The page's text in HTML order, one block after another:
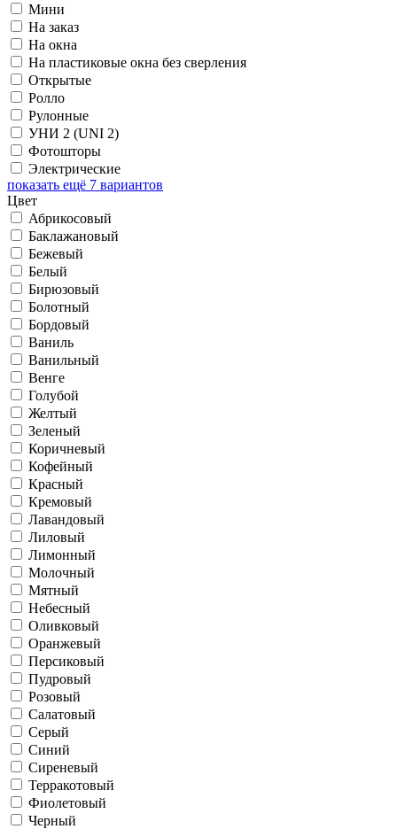
Мини
На заказ
На окна
На пластиковые окна без сверления
Открытые
Ролло
Рулонные
УНИ 2 (UNI 2)
Фотошторы
Электрические
показать ещё 7 вариантов
Цвет
Абрикосовый
Баклажановый
Бежевый
Белый
Бирюзовый
Болотный
Бордовый
Ваниль
Ванильный
Венге
Голубой
Желтый
Зеленый
Коричневый
Кофейный
Красный
Кремовый
Лавандовый
Лиловый
Лимонный
Молочный
Мятный
Небесный
Оливковый
Оранжевый
Персиковый
Пудровый
Розовый
Салатовый
Серый
Синий
Сиреневый
Терракотовый
Фиолетовый
Черный